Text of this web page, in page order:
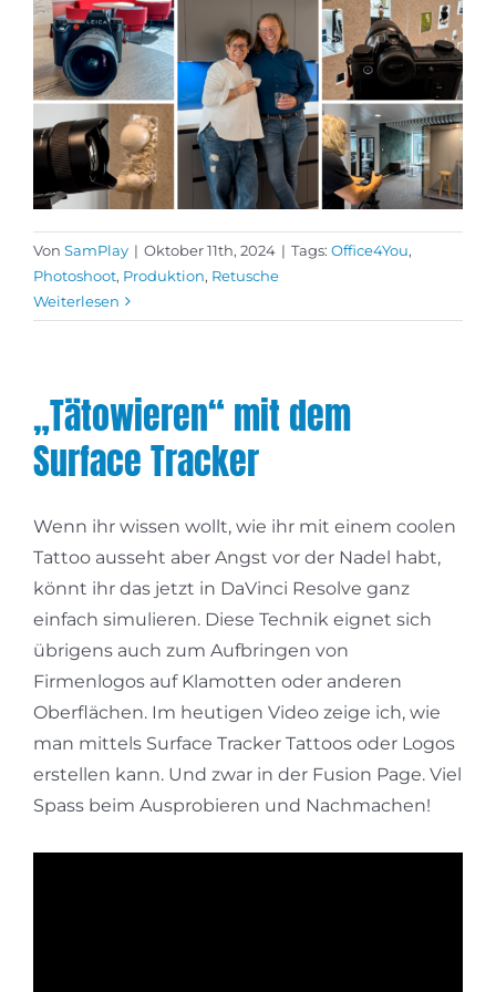
Von SamPlay | Oktober 11th, 2024 | Tags: Office4You,
Photoshoot, Produktion, Retusche
Weiterlesen
„Tätowieren“ mit dem
Surface Tracker
Wenn ihr wissen wollt, wie ihr mit einem coolen
Tattoo ausseht aber Angst vor der Nadel habt,
könnt ihr das jetzt in DaVinci Resolve ganz
einfach simulieren. Diese Technik eignet sich
übrigens auch zum Aufbringen von
Firmenlogos auf Klamotten oder anderen
Oberflächen. Im heutigen Video zeige ich, wie
man mittels Surface Tracker Tattoos oder Logos
erstellen kann. Und zwar in der Fusion Page. Viel
Spass beim Ausprobieren und Nachmachen!